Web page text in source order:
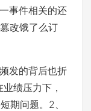
事件相关的还
改饿了么订
发的背后也折
绩压力下，
期问题。2、